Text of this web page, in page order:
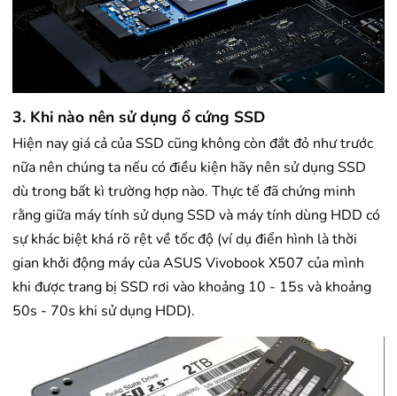
3. Khi nào nên sử dụng ổ cứng SSD
Hiện nay giá cả của SSD cũng không còn đắt đỏ như trước
nữa nên chúng ta nếu có điều kiện hãy nên sử dụng SSD
dù trong bất kì trường hợp nào. Thực tế đã chứng minh
rằng giữa máy tính sử dụng SSD và máy tính dùng HDD có
sự khác biệt khá rõ rệt về tốc độ (ví dụ điển hình là thời
gian khởi động máy của ASUS Vivobook X507 của mình
khi được trang bị SSD rơi vào khoảng 10 - 15s và khoảng
50s - 70s khi sử dụng HDD).